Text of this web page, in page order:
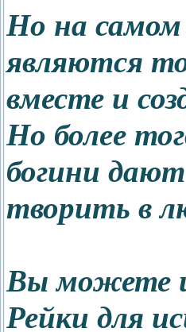
Но на самом
являются
вместе и
Но более
богини
творить в
Вы можете
Рейки для